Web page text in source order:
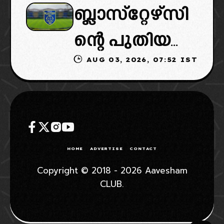
ളെ
ൻ വൈകും,
കോടതിയുടെ
നീക്കവും
നിർണായകം
ൽ പുതിയ
ടീമിനെ
ഉൾപ്പെടുത്താ
ൻ
എഐഎഫ്എ
ഫ്: വരുന്നത്
ഗോവൻ
ബ്ലാസ്‌റ്റേഴ്‌സി
ന്റെ പുതിയ
ഉടമകളിൽ
മലബാറിൽ
നിന്നുള്ള
ബിസിനസ്
ഗ്രൂപ്പും:
AUG 03, 2026, 07:52 IST
HOME ADVERTISE CONTACT
Copyright © 2018 - 2026 Aavesham
CLUB.